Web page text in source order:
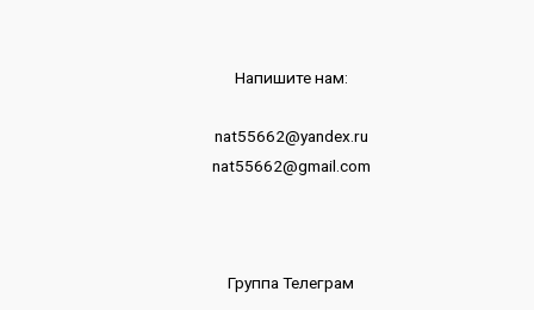
Напишите нам:
nat55662@yandex.ru
nat55662@gmail.com
Группа Телеграм